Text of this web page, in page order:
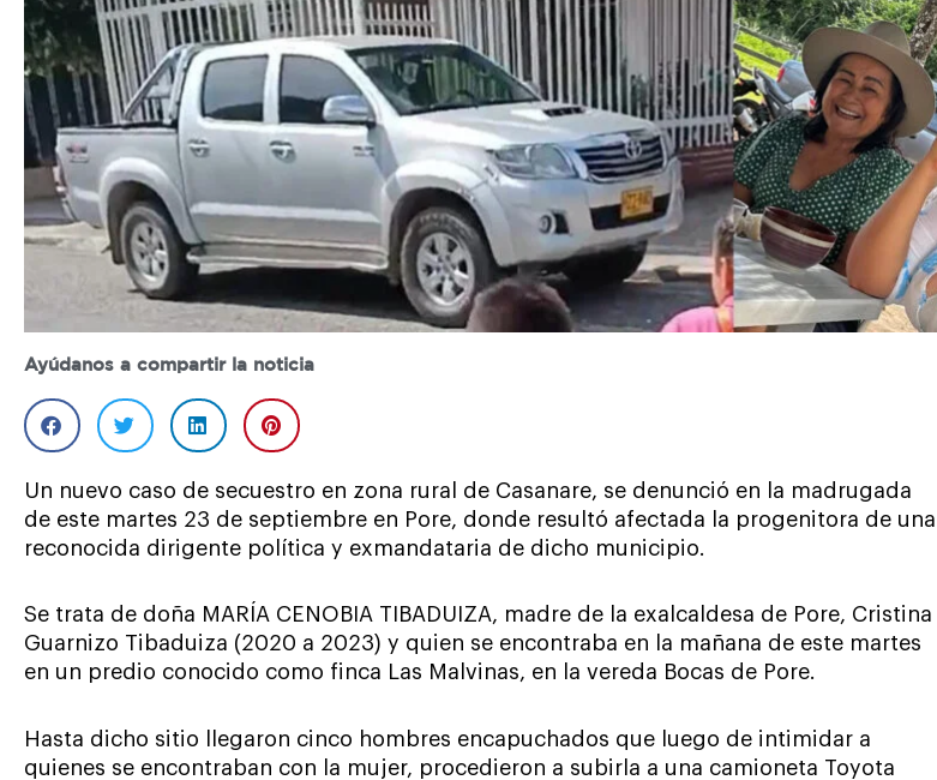
Ayúdanos a compartir la noticia
Un nuevo caso de secuestro en zona rural de Casanare, se denunció en la madrugada
de este martes 23 de septiembre en Pore, donde resultó afectada la progenitora de una
reconocida dirigente política y exmandataria de dicho municipio.
Se trata de doña MARÍA CENOBIA TIBADUIZA, madre de la exalcaldesa de Pore, Cristina
Guarnizo Tibaduiza (2020 a 2023) y quien se encontraba en la mañana de este martes
en un predio conocido como finca Las Malvinas, en la vereda Bocas de Pore.
Hasta dicho sitio llegaron cinco hombres encapuchados que luego de intimidar a
quienes se encontraban con la mujer, procedieron a subirla a una camioneta Toyota